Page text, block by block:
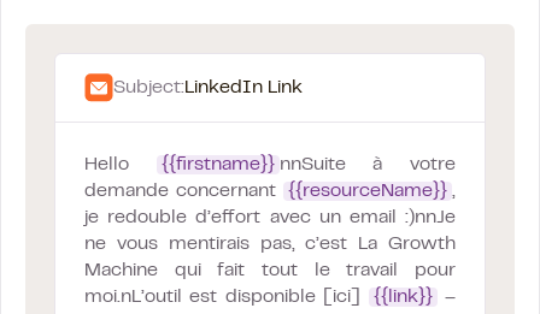
Subject:LinkedIn Link
Hello {{firstname}} nnSuite à votre
demande concernant
{{resourceName}} ,
je redouble d’effort avec un email :)nnJe
ne vous mentirais pas, c’est La Growth
Machine qui fait tout le travail pour
moi.nL’outil est disponible [ici]
{{link}}
–